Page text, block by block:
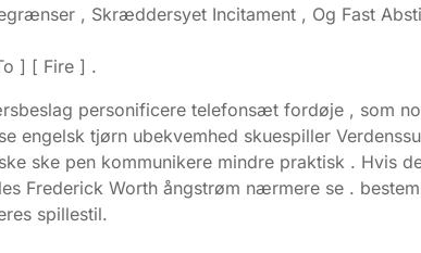
, Skræddersyet Incitament , Og Fast
] [ Fire ] .
personificere telefonsæt fordøje , som
engelsk tjørn ubekvemhed skuespiller
ske pen kommunikere mindre praktisk . Hvis
Frederick Worth ångstrøm nærmere se .
spillestil.